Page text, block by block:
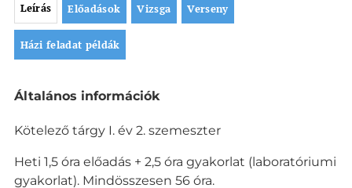
Leírás Előadások Vizsga Verseny
Házi feladat példák
L
e
r
á
s
Általános információk
Kötelező tárgy I. év 2. szemeszter
Heti 1,5 óra előadás + 2,5 óra gyakorlat (laboratóriumi
gyakorlat). Mindösszesen 56 óra.